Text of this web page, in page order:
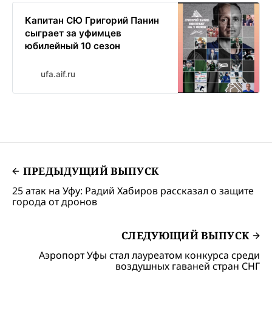
Капитан СЮ Григорий Панин
сыграет за уфимцев
юбилейный 10 сезон
ufa.aif.ru
ПРЕДЫДУЩИЙ ВЫПУСК
25 атак на Уфу: Радий Хабиров рассказал о защите
города от дронов
СЛЕДУЮЩИЙ ВЫПУСК
Аэропорт Уфы стал лауреатом конкурса среди
воздушных гаваней стран СНГ